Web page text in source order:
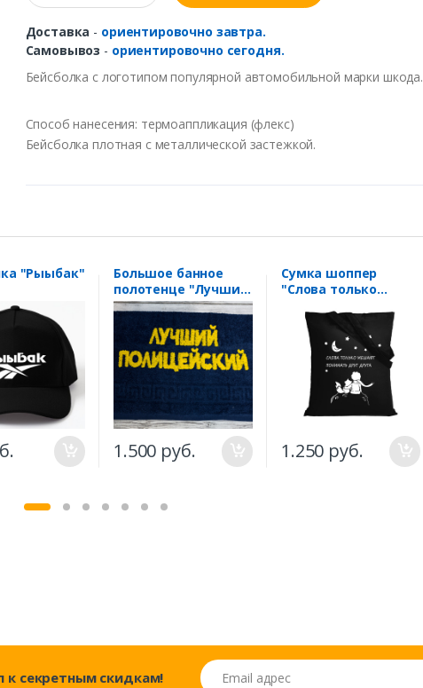
Доставка - ориентировочно завтра.
Самовывоз - ориентировочно сегодня.
Бейсболка с логотипом популярной автомобильной марки шкода.
Способ нанесения: термоаппликация (флекс)
Бейсболка плотная с металлической застежкой.
"Рыыбак"
Большое банное
полотенце "Лучший
полицейский"
1.500 руб.
Сумка шоппер
"Слова только
друг друга"
маленький принц
1.250 руб.
к секретным скидкам!
Email адрес